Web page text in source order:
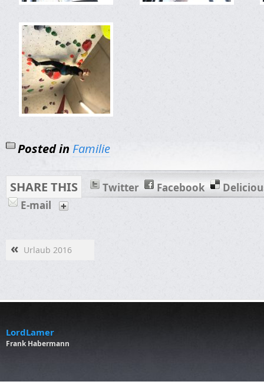
Posted in Familie
SHARE THIS Twitter Facebook
E-mail
« Urlaub 2016
LordLamer
Frank Habermann